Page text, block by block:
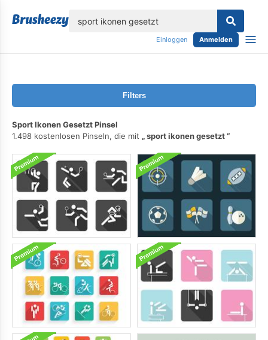
Einloggen Anmelden
Filters
Sport Ikonen Gesetzt Pinsel
1.498 kostenlosen Pinseln, die mit
sport ikonen gesetzt